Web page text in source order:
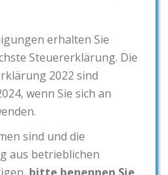
erhalten Sie
Steuererklärung. Die
2022 sind
wenn Sie sich an
sind und die
aus betrieblichen